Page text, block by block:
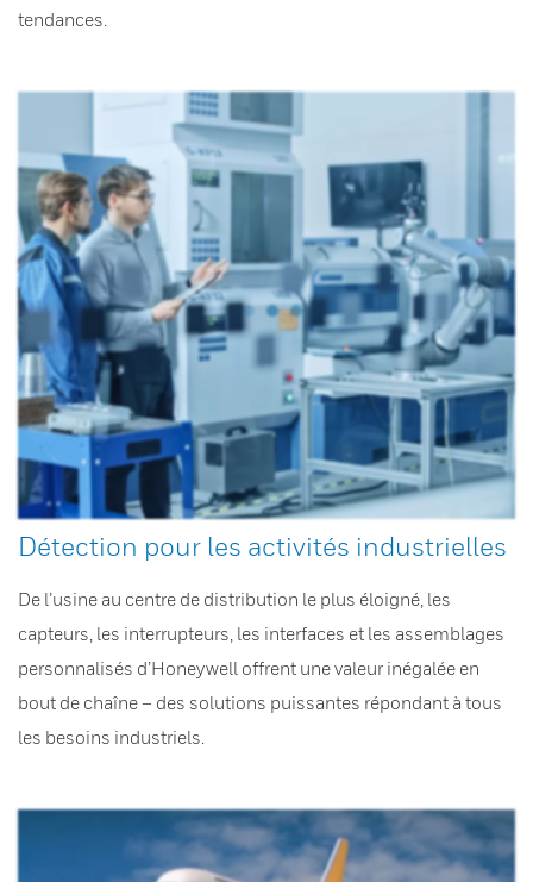
tendances.
Détection pour les activités industrielles
De l’usine au centre de distribution le plus éloigné, les
capteurs, les interrupteurs, les interfaces et les assemblages
personnalisés d’Honeywell offrent une valeur inégalée en
bout de chaîne – des solutions puissantes répondant à tous
les besoins industriels.